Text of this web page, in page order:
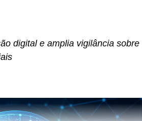
digital e amplia vigilância sobre